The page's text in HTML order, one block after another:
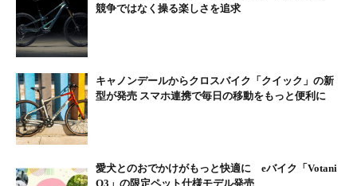
競争ではなく操る楽しさを追求
キャノンデールからクロスバイク「クイック」の新
型が発売 スマホ連携で毎日の移動をもっと便利に
愛犬とのおでかけがもっと快適に eバイク「Votani
Q3」の限定ペット仕様モデル発売